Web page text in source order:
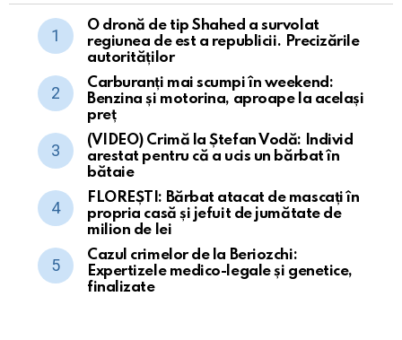
O dronă de tip Shahed a survolat
regiunea de est a republicii. Precizările
autorităților
Carburanți mai scumpi în weekend:
Benzina și motorina, aproape la același
preț
(VIDEO) Crimă la Ștefan Vodă: Individ
arestat pentru că a ucis un bărbat în
bătaie
FLOREȘTI: Bărbat atacat de mascați în
propria casă și jefuit de jumătate de
milion de lei
Cazul crimelor de la Beriozchi:
Expertizele medico-legale și genetice,
finalizate